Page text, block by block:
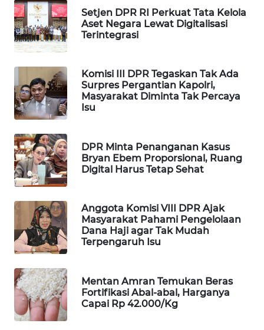
Setjen DPR RI Perkuat Tata Kelola
Aset Negara Lewat Digitalisasi
Terintegrasi
Komisi III DPR Tegaskan Tak Ada
Surpres Pergantian Kapolri,
Masyarakat Diminta Tak Percaya
Isu
DPR Minta Penanganan Kasus
Bryan Ebem Proporsional, Ruang
Digital Harus Tetap Sehat
Anggota Komisi VIII DPR Ajak
Masyarakat Pahami Pengelolaan
Dana Haji agar Tak Mudah
Terpengaruh Isu
Mentan Amran Temukan Beras
Fortifikasi Abal-abal, Harganya
Capai Rp 42.000/Kg
CO ID
WAHANANEWS
NET
WAHANA
SPORT
UMKM
WAHANA
SELEB
WAHANA
PERSONA
WAHANA
OTOMOTIF
WAHANA
HEALTH